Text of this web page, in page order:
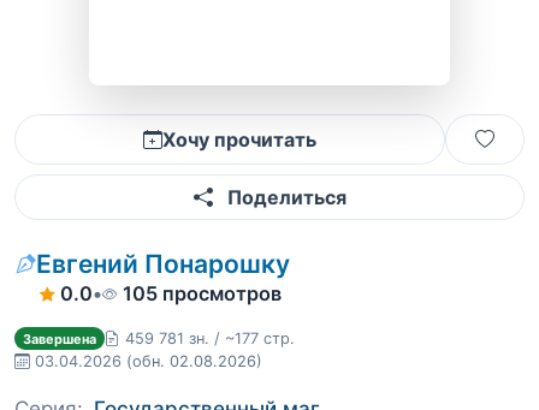
Хочу прочитать
Поделиться
Евгений Понарошку
0.0• 105 просмотров
Завершена
459 781 зн. / ~177 стр.
03.04.2026 (обн. 02.08.2026)